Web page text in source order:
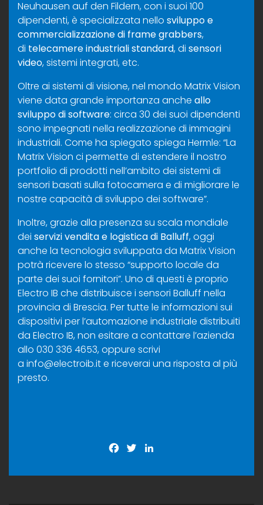
Neuhausen auf den Fildern, con i suoi 100
dipendenti, è specializzata nello sviluppo e
commercializzazione di frame grabbers,
di telecamere industriali standard, di sensori
video, sistemi integrati, etc.
Oltre ai sistemi di visione, nel mondo Matrix Vision
viene data grande importanza anche allo
sviluppo di software: circa 30 dei suoi dipendenti
sono impegnati nella realizzazione di immagini
industriali. Come ha spiegato spiega Hermle: “La
Matrix Vision ci permette di estendere il nostro
portfolio di prodotti nell’ambito dei sistemi di
sensori basati sulla fotocamera e di migliorare le
nostre capacità di sviluppo dei software”.
Inoltre, grazie alla presenza su scala mondiale
dei servizi vendita e logistica di Balluff, oggi
anche la tecnologia sviluppata da Matrix Vision
potrà ricevere lo stesso “supporto locale da
parte dei suoi fornitori”. Uno di questi è proprio
Electro IB che distribuisce i sensori Balluff nella
provincia di Brescia. Per tutte le informazioni sui
dispositivi per l’automazione industriale distribuiti
da Electro IB, non esitare a contattare l’azienda
allo 030 336 4653, oppure scrivi
a info@electroib.ite riceverai una risposta al più
presto.
Facebook
Twitter